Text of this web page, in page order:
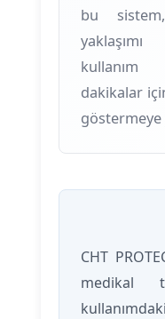
bu
kullanım
dakikalar
göstermeye
CHT
medikal